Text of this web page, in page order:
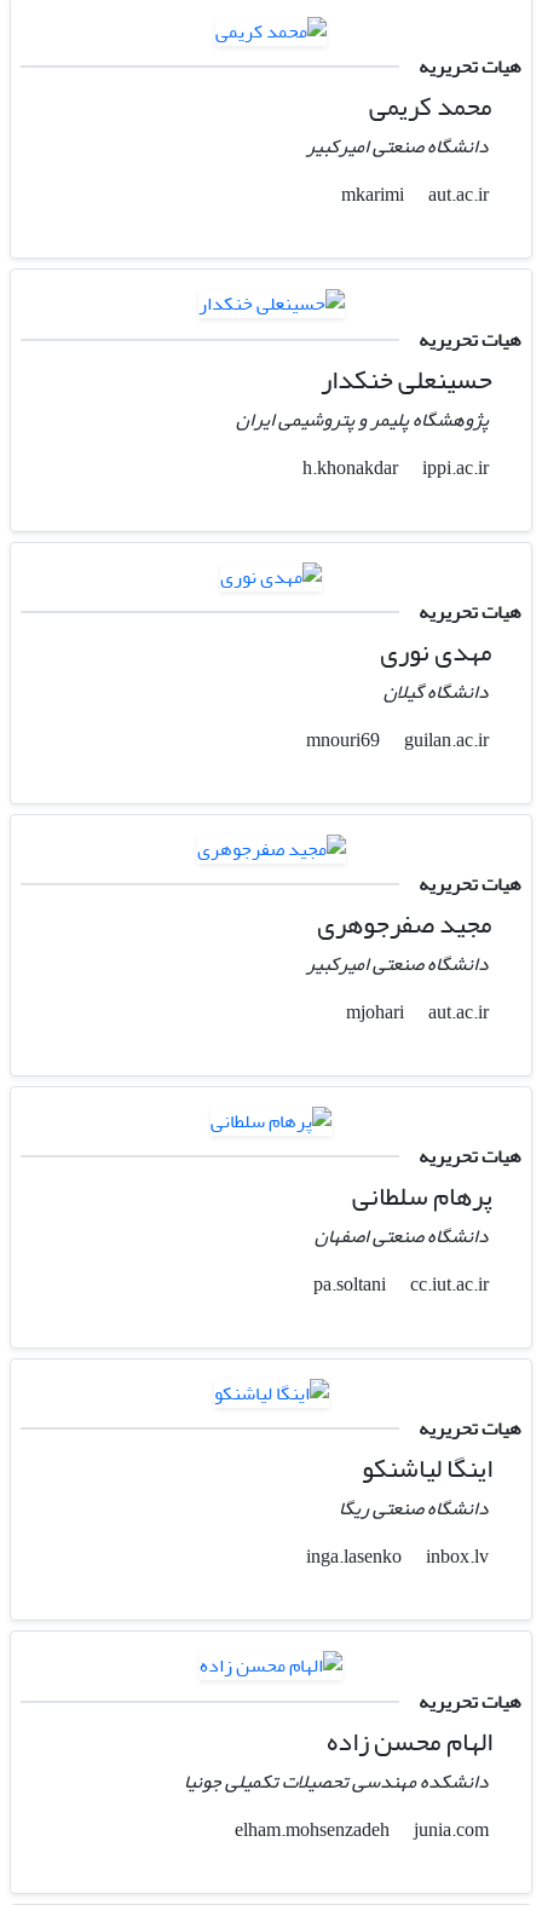
هیات تحریریه
محمد کریمی
دانشگاه صنعتی امیرکبیر
mkarimi
aut.ac.ir
هیات تحریریه
حسینعلی خنکدار
پژوهشگاه پلیمر و پتروشیمی ایران
h.khonakdar
ippi.ac.ir
هیات تحریریه
مهدی نوری
دانشگاه گیلان
mnouri69
guilan.ac.ir
هیات تحریریه
مجید صفرجوهری
دانشگاه صنعتی امیرکبیر
mjohari
aut.ac.ir
هیات تحریریه
پرهام سلطانی
دانشگاه صنعتی اصفهان
pa.soltani
cc.iut.ac.ir
هیات تحریریه
اینگا لیاشنکو
دانشگاه صنعتی ریگا
inbox.lv
هیات تحریریه
الهام محسن زاده
دانشکده مهندسی تحصیلات تکمیلی جونیا
junia.com